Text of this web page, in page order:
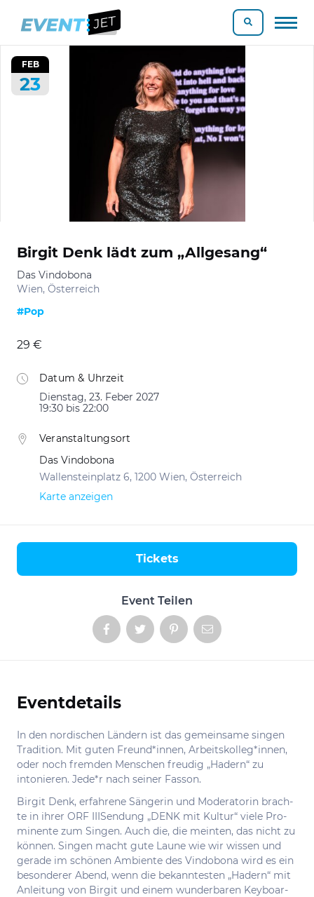
FEB
23
Birgit Denk lädt zum „Allgesang“
Das Vindobona
Wien, Österreich
#Pop
29 €
Datum & Uhrzeit
Dienstag, 23. Feber 2027
19:30 bis 22:00
Veranstaltungsort
Das Vindobona
Wallensteinplatz 6, 1200 Wien, Österreich
Karte anzeigen
Event Teilen
Tickets
Informationen
Eventdetails
In den nordischen Ländern ist das gemeinsame singen
Tradition. Mit guten Freund*innen, Arbeitskolleg*innen,
oder noch fremden Menschen freudig „Hadern“ zu
intonieren. Jede*r nach seiner Fasson.
Bir­git Denk, erfah­re­ne Sän­ge­rin und Mode­ra­to­rin brach­
te in ihrer ORF IIISen­dung ​„DENK mit Kul­tur“ vie­le Pro­
mi­nen­te zum Sin­gen. Auch die, die mein­ten, das nicht zu
kön­nen. Sin­gen macht gute Lau­ne wie wir wis­sen und
gera­de im schö­nen Ambi­en­te des Vin­do­bo­na wird es ein
beson­de­rer Abend, wenn die bekann­tes­ten ​„Hadern“ mit
Anlei­tung von Bir­git und einem wun­der­ba­ren Key­boar­